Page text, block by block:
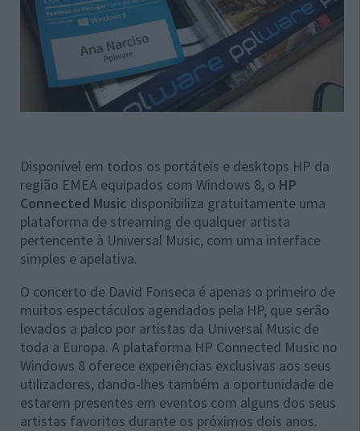
Disponível em todos os portáteis e desktops HP da
região EMEA equipados com Windows 8, o HP
Connected Music disponibiliza gratuitamente uma
plataforma de streaming de qualquer artista
pertencente à Universal Music, com uma interface
simples e apelativa.
O concerto de David Fonseca é apenas o primeiro de
muitos espectáculos agendados pela HP, que serão
levados a palco por artistas da Universal Music de
toda a Europa. A plataforma HP Connected Music no
Windows 8 oferece experiências exclusivas aos seus
utilizadores, dando-lhes também a oportunidade de
estarem presentes em eventos com alguns dos seus
artistas favoritos durante os próximos dois anos.